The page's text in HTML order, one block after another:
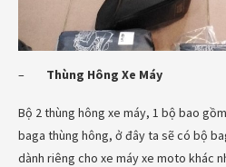
– Thùng Hông Xe Máy
Bộ 2 thùng hông xe máy, 1 bộ bao
baga thùng hông, ở đây ta sẽ có bộ
dành riêng cho xe máy xe moto khác